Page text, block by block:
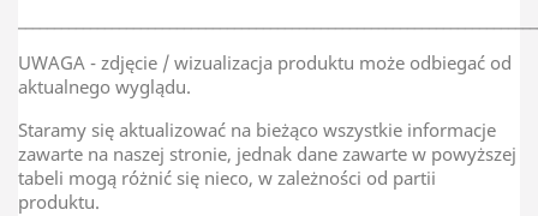
UWAGA - zdjęcie / wizualizacja produktu może odbiegać od
aktualnego wyglądu.
Staramy się aktualizować na bieżąco wszystkie informacje
zawarte na naszej stronie, jednak dane zawarte w powyższej
tabeli mogą różnić się nieco, w zależności od partii
produktu.